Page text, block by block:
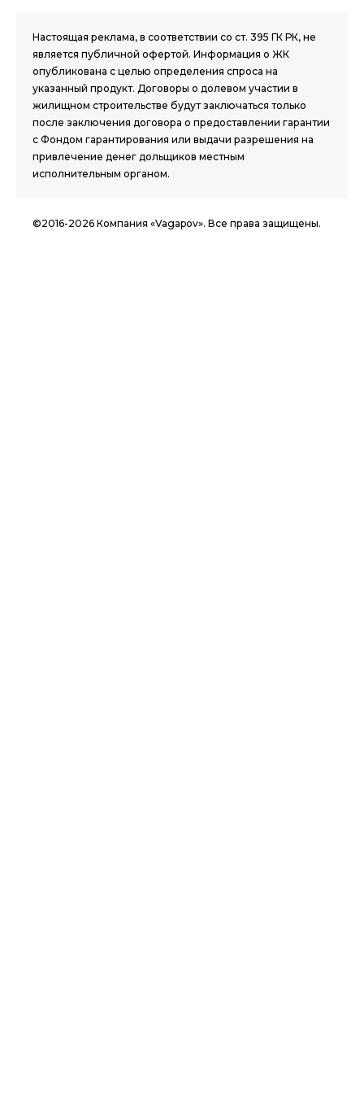
Настоящая реклама, в соответствии со ст. 395 ГК РК, не
является публичной офертой. Информация о ЖК
опубликована с целью определения спроса на
указанный продукт. Договоры о долевом участии в
жилищном строительстве будут заключаться только
после заключения договора о предоставлении гарантии
с Фондом гарантирования или выдачи разрешения на
привлечение денег дольщиков местным
исполнительным органом.
©2016-2026 Компания «Vagapov». Все права защищены.